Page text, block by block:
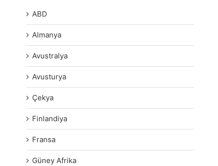
ABD
Almanya
Avustralya
Avusturya
Çekya
Finlandiya
Fransa
Güney Afrika